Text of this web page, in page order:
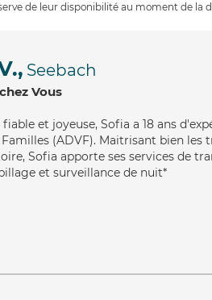
de leur disponibilité au moment de la
Seebach
Vous
fiable et joyeuse, Sofia a 18 ans
Familles (ADVF). Maitrisant bien
Sofia apporte ses services de
et surveillance de nuit*